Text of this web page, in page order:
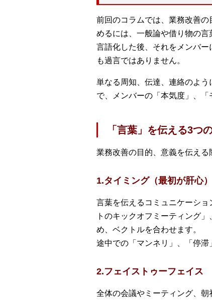
前回のコラムでは、業務改善
めるには、一般論や借り物の言
言語化した後、それをメンバ
も過言ではありません。
単なる周知、伝達、連絡のよ
で、メンバーの「本気度」、「
「言葉」を伝える3つ
業務改善の目的、意義を伝える
1.タイミング（最初が肝心）
言葉を伝えるコミュニケーシ
トのキックオフミーティング
め、ベクトルを合わせます。
途中での「マンネリ」、「停滞
2.フェイストゥーフェイス
全体の会議やミーティング、